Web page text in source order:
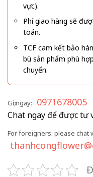
vực).
Phí giao hàng sẽ
toán.
TCF cam kết bảo
bù sản phẩm phù
chuyển.
Gọi ngay: 0971678005
Chat ngay để được tư
For foreigners: please chat